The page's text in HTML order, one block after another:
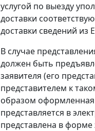
услугой по выезду
доставки
доставки сведений из
В случае
должен быть
заявителя (его
представителем к
образом оформленная
представляется в
представлена в